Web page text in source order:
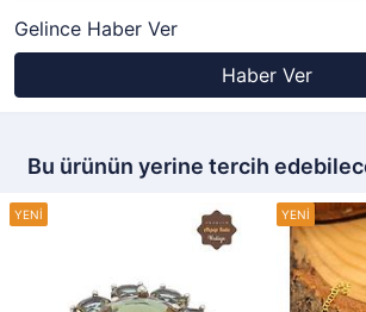
Gelince Haber Ver
Haber Ver
Bu ürünün yerine tercih